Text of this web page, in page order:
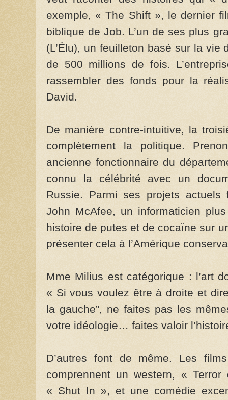
exemple, « The Shift », le dernier
biblique de Job. L’un de ses plus
(L’Élu), un feuilleton basé sur la
de 500 millions de fois.
rassembler des fonds pour la
David.
De manière contre-intuitive, la
complètement la politique.
ancienne fonctionnaire du
connu la célébrité avec un
Russie. Parmi ses projets
John McAfee, un informaticien
histoire de putes et de cocaïne sur
présenter cela à l’Amérique
Mme Milius est catégorique : l’art
« Si vous voulez être à droite et
la gauche”, ne faites pas les
votre idéologie… faites valoir
D’autres font de même. Les
comprennent un western, «
« Shut In », et une comédie